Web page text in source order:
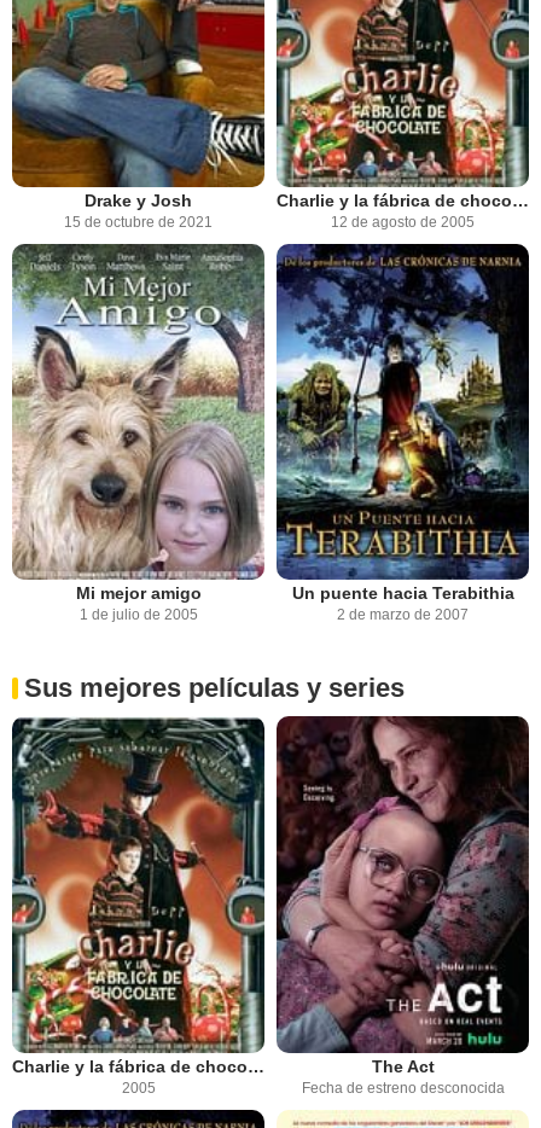
Drake y Josh
15 de octubre de 2021
Charlie y la fábrica de chocolate
12 de agosto de 2005
Mi mejor amigo
1 de julio de 2005
Un puente hacia Terabithia
2 de marzo de 2007
Sus mejores películas y series
Charlie y la fábrica de chocolate
2005
The Act
Fecha de estreno desconocida